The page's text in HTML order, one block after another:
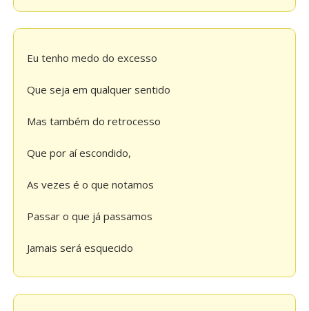
Eu tenho medo do excesso
Que seja em qualquer sentido
Mas também do retrocesso
Que por aí escondido,
As vezes é o que notamos
Passar o que já passamos
Jamais será esquecido